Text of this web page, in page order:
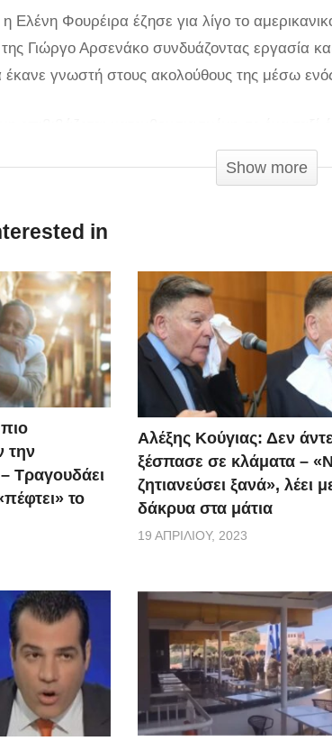
Ελένη Φουρέιρα έζησε για λίγο το
Γιώργο Αρσενάκο συνδυάζοντας εργασία
έκανε γνωστή στους ακολούθους της μέσω
αρχίζει να τραγουδά δυνατά. Ο οδηγός του
και την έβγαλε έξω. Φυσικά επρόκειτο για
Show more
in
την
Τραγουδάει
το
Αλέξης Κούγιας: Δεν
ξέσπασε σε κλάματα –
ζητιανεύσει ξανά», λέει
δάκρυα στα μάτια
19 ΑΠΡΙΛΊΟΥ, 2023